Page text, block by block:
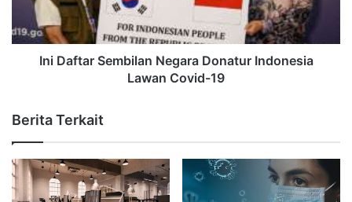
Ini Daftar Sembilan Negara Donatur Indonesia
Lawan Covid-19
Berita Terkait